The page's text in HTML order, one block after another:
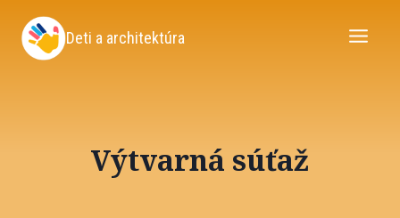
content
Deti a architektúra
Výtvarná súťaž